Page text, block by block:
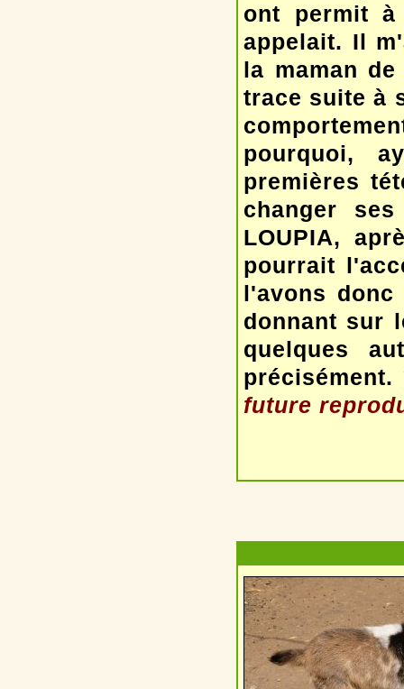
ont permit
appelait. Il
la maman
trace suite à
pourquoi,
premières
changer
LOUPIA,
pourrait
l'avons
donnant sur
quelques
précisément.
future